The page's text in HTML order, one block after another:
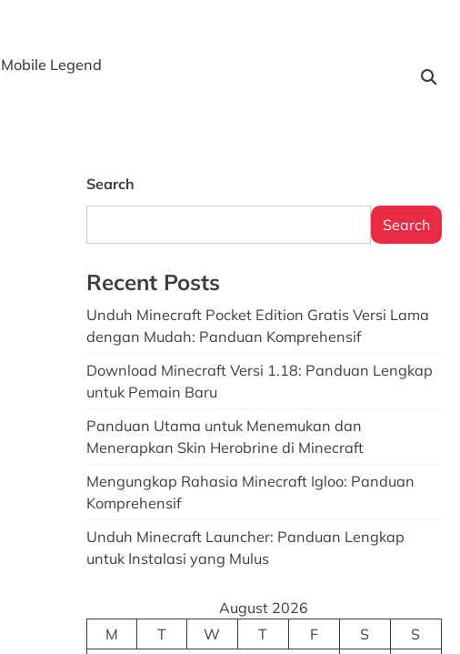
Mobile Legend
Search
Search
Recent Posts
Unduh Minecraft Pocket Edition Gratis Versi Lama
dengan Mudah: Panduan Komprehensif
Download Minecraft Versi 1.18: Panduan Lengkap
untuk Pemain Baru
Panduan Utama untuk Menemukan dan
Menerapkan Skin Herobrine di Minecraft
Mengungkap Rahasia Minecraft Igloo: Panduan
Komprehensif
Unduh Minecraft Launcher: Panduan Lengkap
untuk Instalasi yang Mulus
August 2026
M
T W T F S
S